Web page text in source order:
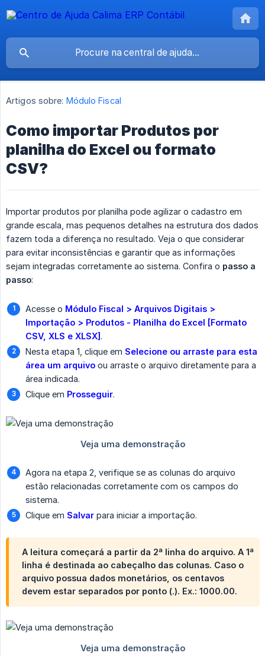
Artigos sobre: Módulo Fiscal
Como importar Produtos por
planilha do Excel ou formato
CSV?
Importar produtos por planilha pode agilizar o cadastro em
grande escala, mas pequenos detalhes na estrutura dos dados
fazem toda a diferença no resultado. Veja o que considerar
para evitar inconsistências e garantir que as informações
sejam integradas corretamente ao sistema. Confira o passo a
passo:
Acesse o Módulo Fiscal > Arquivos Digitais >
Importação > Produtos - Planilha do Excel [Formato
CSV, XLS e XLSX] .
Nesta etapa 1, clique em Selecione ou arraste para esta
área um arquivo ou arraste o arquivo diretamente para a
área indicada.
Clique em Prosseguir.
Agora na etapa 2, verifique se as colunas do arquivo
estão relacionadas corretamente com os campos do
sistema.
Clique em Salvar para iniciar a importação.
A leitura começará a partir da 2ª linha do arquivo. A 1ª
linha é destinada ao cabeçalho das colunas. Caso o
arquivo possua dados monetários, os centavos
devem estar separados por ponto (.). Ex.: 1000.00.